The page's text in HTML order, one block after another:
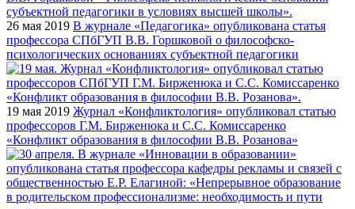
26 мая 2019 В журнале «Педагогика» опубликована статья
профессора СПбГУП В.В. Горшковой о философско-
психологических основаниях субъектной педагогики
19 мая 2019 Журнал «Конфликтология» опубликовал статью
профессоров Г.М. Бирженюка и С.С. Комиссаренко
«Конфликт образования в философии В.В. Розанова»